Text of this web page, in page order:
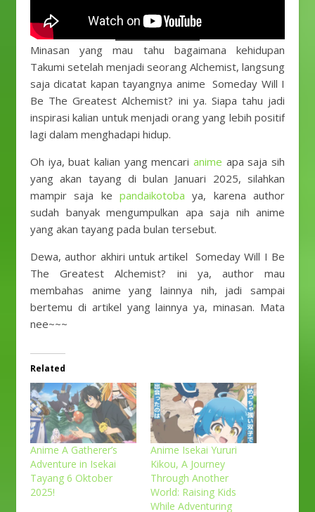
Minasan yang mau tahu bagaimana kehidupan
Takumi setelah menjadi seorang Alchemist, langsung
saja dicatat kapan tayangnya anime Someday Will I
Be The Greatest Alchemist? ini ya. Siapa tahu jadi
inspirasi kalian untuk menjadi orang yang lebih positif
lagi dalam menghadapi hidup.
Oh iya, buat kalian yang mencari anime apa saja sih
yang akan tayang di bulan Januari 2025, silahkan
mampir saja ke pandaikotobaya, karena author
sudah banyak mengumpulkan apa saja nih anime
yang akan tayang pada bulan tersebut.
Dewa, author akhiri untuk artikel Someday Will I Be
The Greatest Alchemist? ini ya, author mau
membahas anime yang lainnya nih, jadi sampai
bertemu di artikel yang lainnya ya, minasan. Mata
nee~~~
Related
Anime A Gatherer’s
Adventure in Isekai
Tayang 6 Oktober
2025!
Anime Isekai Yururi
Kikou, A Journey
Through Another
World: Raising Kids
While Adventuring